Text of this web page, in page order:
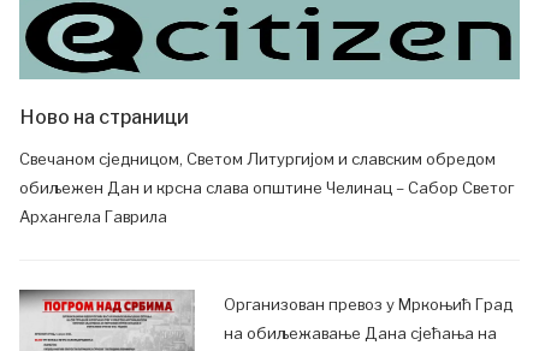
Ново на страници
Свечаном сједницом, Светом Литургијом и славским обредом
обиљежен Дан и крсна слава општине Челинац – Сабор Светог
Архангела Гаврила
Организован превоз у Мркоњић Град
на обиљежавање Дана сјећања на